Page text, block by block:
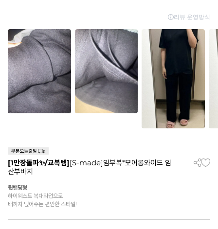
[1만장돌파✨/교복템][S-made]임부복*모어롱와이드 임
산부바지
뒷밴딩형
하이웨스트 복대타입으로
배까지 덮어주는 편안한 스타일!